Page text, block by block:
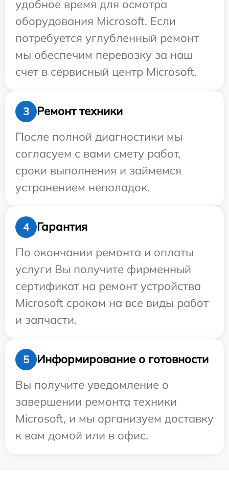
удобное время для осмотра
оборудования Microsoft. Если
потребуется углубленный ремонт
мы обеспечим перевозку за наш
счет в сервисный центр Microsoft.
3
Ремонт техники
После полной диагностики мы
согласуем с вами смету работ,
сроки выполнения и займемся
устранением неполадок.
4
Гарантия
По окончании ремонта и оплаты
услуги Вы получите фирменный
сертификат на ремонт устройства
Microsoft сроком на все виды работ
и запчасти.
5
Информирование о готовности
Вы получите уведомление о
завершении ремонта техники
Microsoft, и мы организуем доставку
к вам домой или в офис.